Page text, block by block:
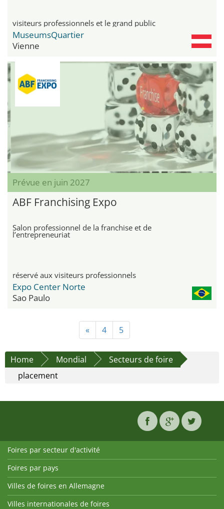
visiteurs professionnels et le grand public
MuseumsQuartier
Vienne
Prévue en juin 2027
ABF Franchising Expo
Salon professionnel de la franchise et de
l’entrepreneuriat
réservé aux visiteurs professionnels
Expo Center Norte
Sao Paulo
« 4 5
Home Mondial
Secteurs de foire
placement
Foires par secteur d'activité
Foires par pays
Villes de foires en Allemagne
Villes internationales de foires